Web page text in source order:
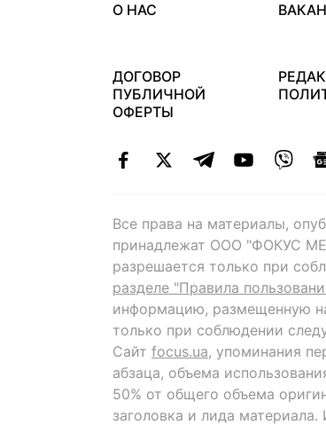
О НАС
ДОГОВОР
ПУБЛИЧНОЙ
ОФЕРТЫ
Все права на материалы,
принадлежат ООО "ФОКУС
разрешается только при
разделе "Правила
информацию, размещенную
только при соблюдении
Сайт focus.ua, упоминания
абзаца, объема
50% от общего объема
заголовка и лида